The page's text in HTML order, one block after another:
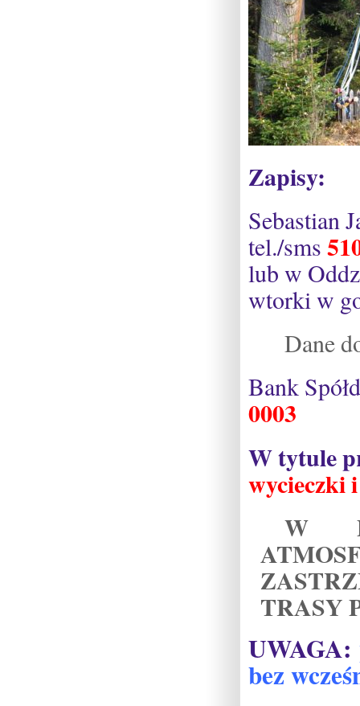
Zapisy:
Sebastian
tel./sms
lub w
wtorki w
Dane
Bank
0003
W tytule
wycieczki
W
TRASY
UWAGA:
bez